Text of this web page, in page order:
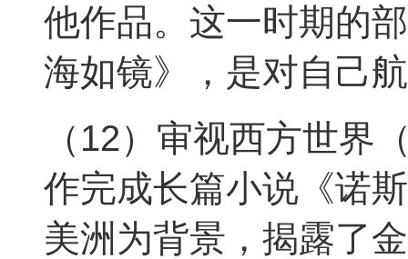
他作品。这一时期的
海如镜》，是对自己
（12）审视西方世界
作完成长篇小说《诺
美洲为背景，揭露了